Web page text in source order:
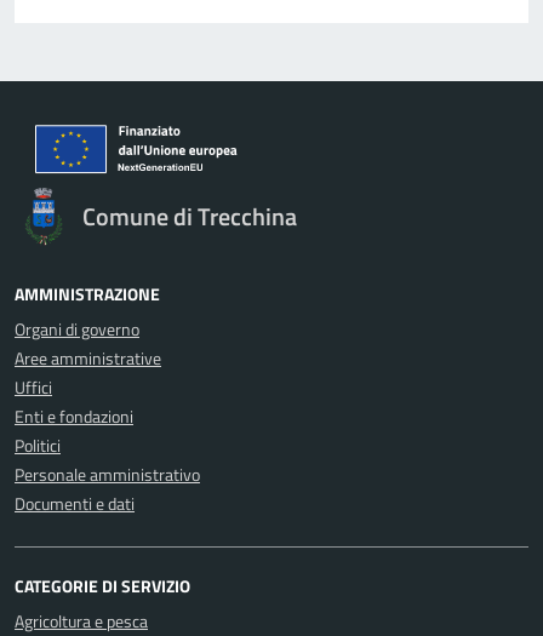
Comune di Trecchina
AMMINISTRAZIONE
Organi di governo
Aree amministrative
Uffici
Enti e fondazioni
Politici
Personale amministrativo
Documenti e dati
CATEGORIE DI SERVIZIO
Agricoltura e pesca